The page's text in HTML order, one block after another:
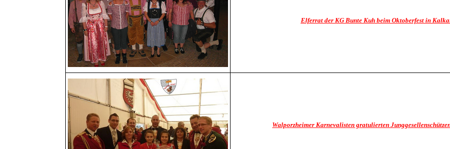
Elferrat der KG Bunte Kuh beim Oktoberfest in
Walporzheimer Karnevalisten gratulierten